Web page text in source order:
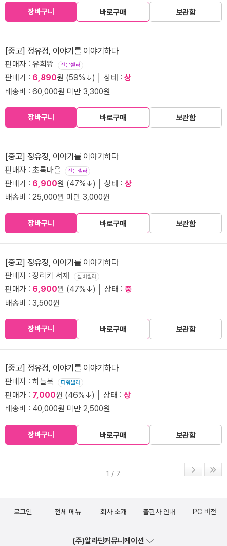
장바구니 바로구매 보관함
[중고] 정유정, 이야기를 이야기하다
판매자 : 유희왕 전문셀러
판매가 : 6,890원 (59%↓) │ 상태 : 상
배송비 : 60,000원 미만 3,300원
장바구니 바로구매 보관함
[중고] 정유정, 이야기를 이야기하다
판매자 : 초록마을 전문셀러
판매가 : 6,900원 (47%↓) │ 상태 : 상
배송비 : 25,000원 미만 3,000원
장바구니 바로구매 보관함
[중고] 정유정, 이야기를 이야기하다
판매자 : 장리키 서재 실버셀러
판매가 : 6,900원 (47%↓) │ 상태 : 중
배송비 : 3,500원
장바구니 바로구매 보관함
[중고] 정유정, 이야기를 이야기하다
판매자 : 하늘북 파워셀러
판매가 : 7,000원 (46%↓) │ 상태 : 상
배송비 : 40,000원 미만 2,500원
장바구니 바로구매 보관함
1 / 7
로그인 전체 메뉴 회사 소개 출판사 안내 PC 버전
(주)알라딘커뮤니케이션